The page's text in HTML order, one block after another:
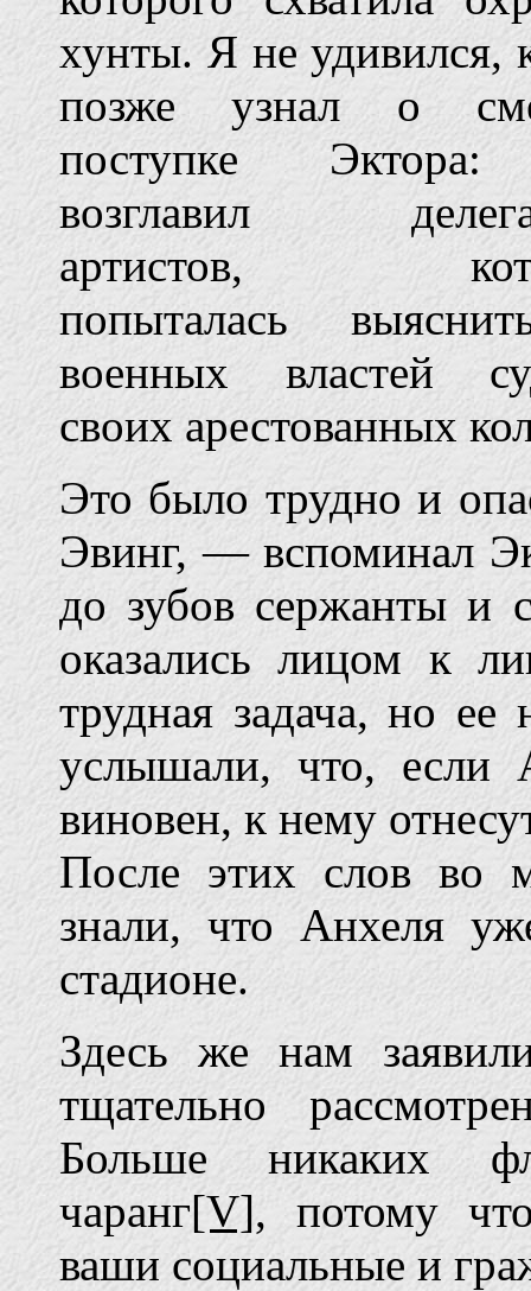
хунты. Я не удивился,
позже узнал о
поступке
возглавил
артистов,
попыталась
военных властей
своих арестованных
Это было трудно и
Эвинг, — вспоминал
до зубов сержанты и
оказались лицом к
трудная задача, но
услышали, что,
виновен, к нему
После этих слов во
знали, что Анхеля
стадионе.
Здесь же нам
тщательно
Больше никаких
чаранг[V], потому
ваши социальные и